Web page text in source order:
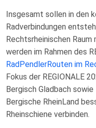
Insgesamt sollen in den
Radverbindungen
Rechtsrheinischen
werden im Rahmen des
RadPendlerRouten im
Fokus der REGIONALE
Bergisch Gladbach
Bergische RheinLand
Rheinschiene verbinden.